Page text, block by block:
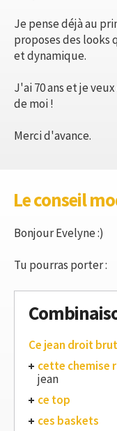
Je pense déjà au
proposes des looks
et dynamique.
J'ai 70 ans et je
de moi !
Merci d'avance.
Le conseil
Bonjour Evelyne :)
Tu pourras porter :
Ce jean droit brut
cette chemise
jean
ce top
ces baskets